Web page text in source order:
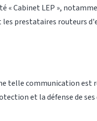
Cabinet LEP »,
les prestataires routeurs
telle communication est
et la défense de